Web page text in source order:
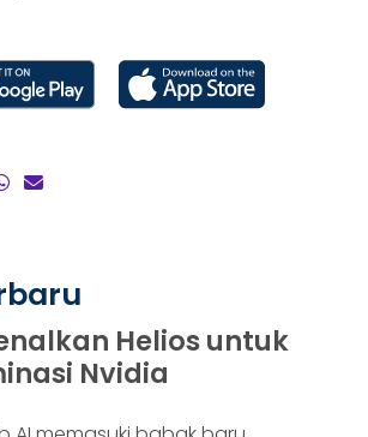
Helios untuk
Nvidia